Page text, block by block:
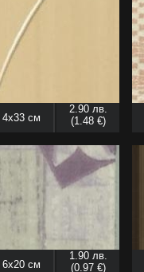
4x33 см
2.90 лв.
(1.48 €)
6x20 см
1.90 лв.
(0.97 €)